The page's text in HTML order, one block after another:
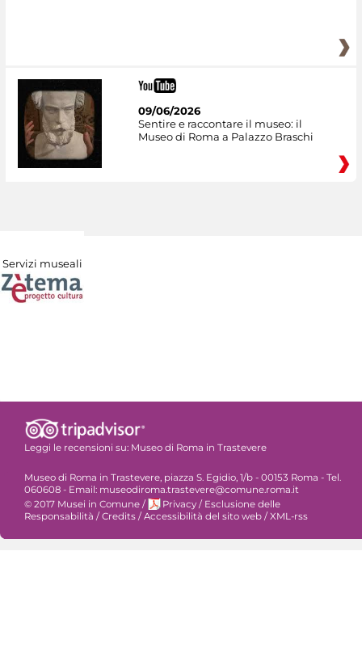
09/06/2026
Sentire e raccontare il museo: il
Museo di Roma a Palazzo Braschi
Servizi museali
Leggi le recensioni su: Museo di Roma in Trastevere
Museo di Roma in Trastevere, piazza S. Egidio, 1/b - 00153 Roma - Tel.
060608 - Email: museodiroma.trastevere@comune.roma.it
© 2017 Musei in Comune / Privacy / Esclusione delle
Responsabilità / Credits / Accessibilità del sito web / XML-rss